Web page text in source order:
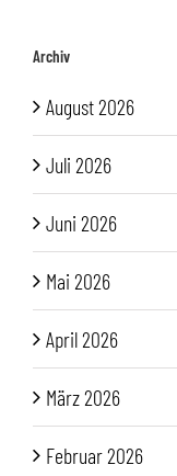
Archiv
August 2026
Juli 2026
Juni 2026
Mai 2026
April 2026
März 2026
Februar 2026